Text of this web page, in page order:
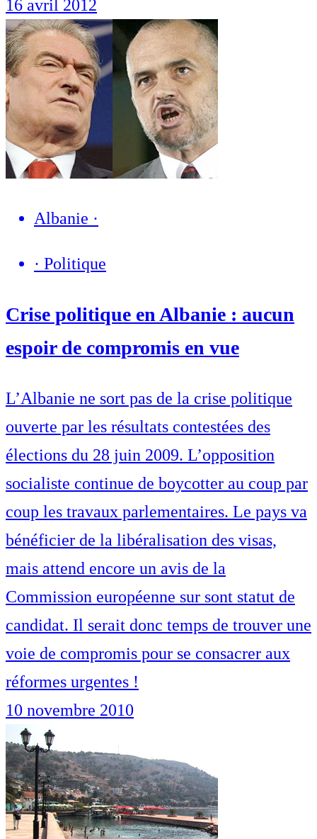
16 avril 2012
Albanie ·
· Politique
Crise politique en Albanie : aucun
espoir de compromis en vue
L’Albanie ne sort pas de la crise politique
ouverte par les résultats contestées des
élections du 28 juin 2009. L’opposition
socialiste continue de boycotter au coup par
coup les travaux parlementaires. Le pays va
bénéficier de la libéralisation des visas,
mais attend encore un avis de la
Commission européenne sur sont statut de
candidat. Il serait donc temps de trouver une
voie de compromis pour se consacrer aux
réformes urgentes !
10 novembre 2010